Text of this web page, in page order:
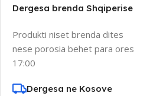
Dergesa brenda Shqiperise
Produkti niset brenda dites
nese porosia behet para ores
17:00
Dergesa ne Kosove